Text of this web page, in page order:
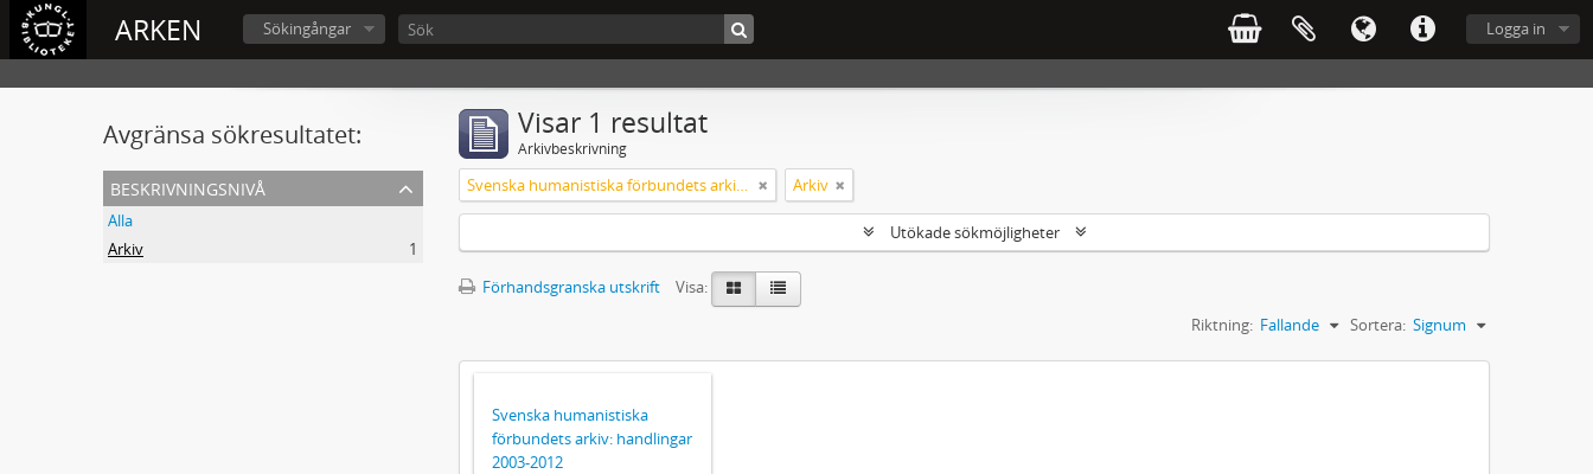
ARKEN Logga in
Sökingångar
Avgränsa sökresultatet:
beskrivningsnivå
Alla
Arkiv
1
Visar 1 resultat
Arkivbeskrivning
Svenska humanistiska förbundets arkiv: handlingar 2003-2012 Arkiv
Utökade sökmöjligheter
Förhandsgranska utskrift
Visa:
Sortera: Signum
Riktning: Fallande
Svenska humanistiska
förbundets arkiv: handlingar
2003-2012